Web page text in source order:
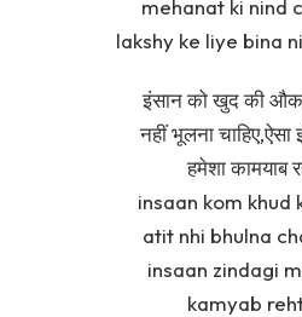
mehanat ki nind
lakshy ke liye bina
इंसान को खुद की
नहीं भूलना चाहिए,ऐसा
हमेशा कामयाब
insaan kom khud
atit nhi bhulna
insaan zindagi
kamyab